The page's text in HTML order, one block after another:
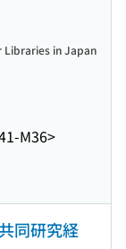
M36>
Libraries in Japan
同研究経